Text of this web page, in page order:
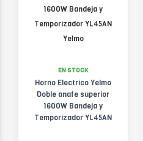
EN STOCK
Horno Electrico Yelmo
Doble anafe superior
1600W Bandeja y
Temporizador YL45AN